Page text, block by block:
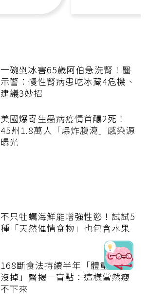
一碗剉冰害65歲阿伯急洗腎！醫
示警：慢性腎病患吃冰藏4危機、
建議3妙招
美國爆寄生蟲病疫情首釀2死！
45州1.8萬人「爆炸腹瀉」感染源
曝光
不只牡蠣海鮮能增強性慾！試試5
種「天然催情食物」也包含水果
168斷食法持續半年「體重完全
沒掉」醫揭一盲點：這樣當然瘦
不下來